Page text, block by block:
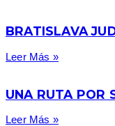
BRATISLAVA
Leer Más »
UNA RUTA POR
Leer Más »